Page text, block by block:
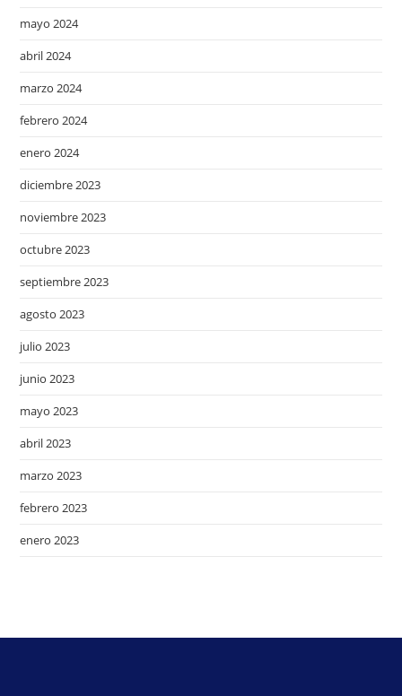
mayo 2024
abril 2024
marzo 2024
febrero 2024
enero 2024
diciembre 2023
noviembre 2023
octubre 2023
septiembre 2023
agosto 2023
julio 2023
junio 2023
mayo 2023
abril 2023
marzo 2023
febrero 2023
enero 2023